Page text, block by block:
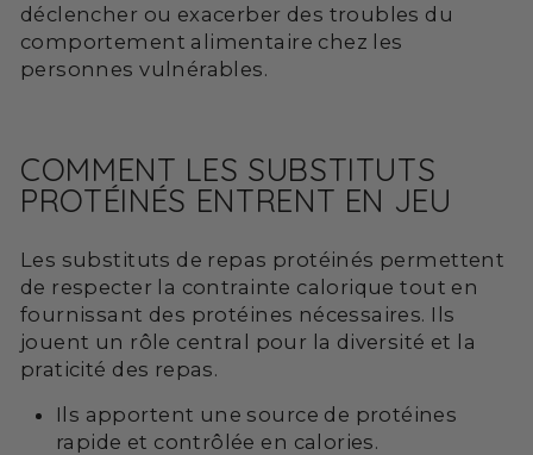
déclencher ou exacerber des troubles du
comportement alimentaire chez les
personnes vulnérables.
COMMENT LES SUBSTITUTS
PROTÉINÉS ENTRENT EN JEU
Les substituts de repas protéinés permettent
de respecter la contrainte calorique tout en
fournissant des protéines nécessaires. Ils
jouent un rôle central pour la diversité et la
praticité des repas.
Ils apportent une source de protéines
rapide et contrôlée en calories.